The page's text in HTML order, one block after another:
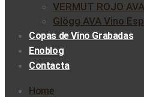
VERMUT ROJO AVA
Glögg AVA Vino
Copas de Vino Grabadas
Enoblog
Contacta
Home